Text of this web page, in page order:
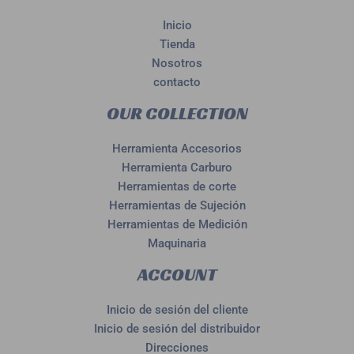
Inicio
Tienda
Nosotros
contacto
OUR COLLECTION
Herramienta Accesorios
Herramienta Carburo
Herramientas de corte
Herramientas de Sujeción
Herramientas de Medición
Maquinaria
ACCOUNT
Inicio de sesión del cliente
Inicio de sesión del distribuidor
Direcciones